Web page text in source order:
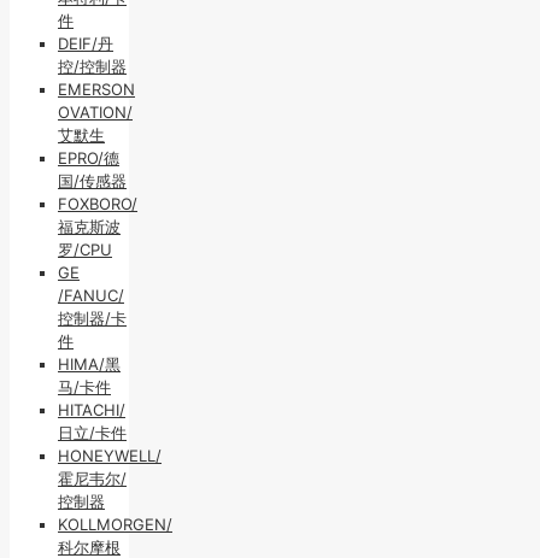
件
DEIF/丹
控/控制器
EMERSON
OVATION/
艾默生
EPRO/德
国/传感器
FOXBORO/
福克斯波
罗/CPU
GE
/FANUC/
控制器/卡
件
HIMA/黑
马/卡件
HITACHI/
日立/卡件
HONEYWELL/
霍尼韦尔/
控制器
KOLLMORGEN/
科尔摩根